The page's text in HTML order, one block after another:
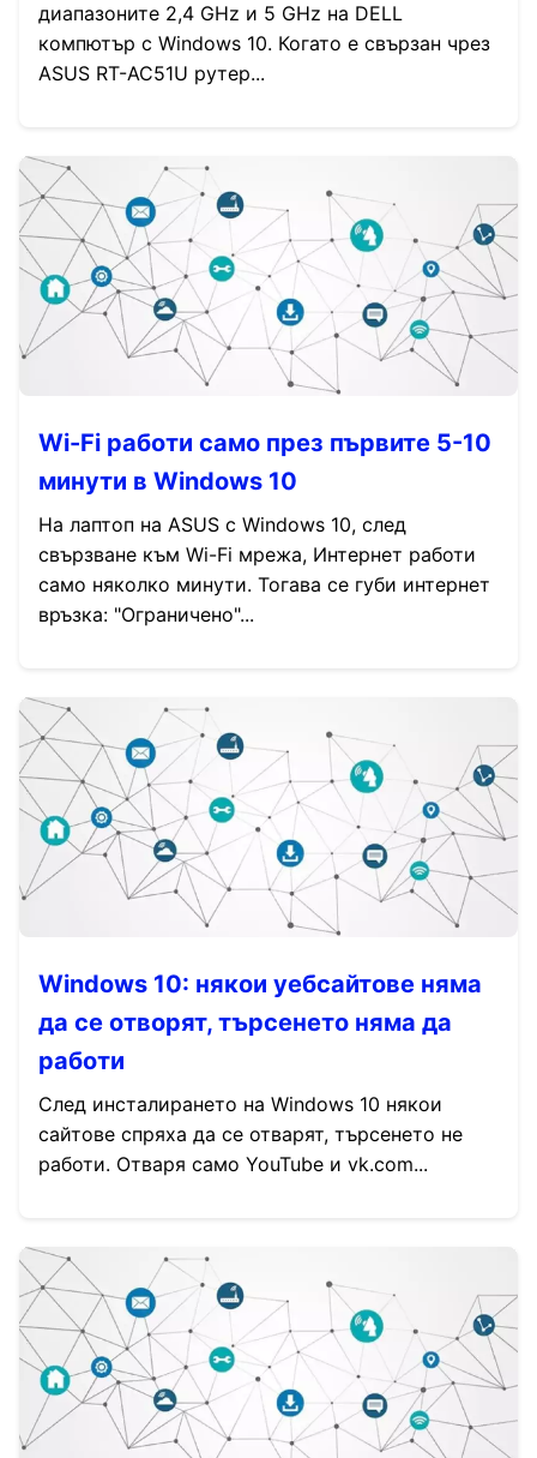
диапазоните 2,4 GHz и 5 GHz на DELL
компютър с Windows 10. Когато е свързан чрез
ASUS RT-AC51U рутер...
Wi-Fi работи само през първите 5-10
минути в Windows 10
На лаптоп на ASUS с Windows 10, след
свързване към Wi-Fi мрежа, Интернет работи
само няколко минути. Тогава се губи интернет
връзка: "Ограничено"...
Windows 10: някои уебсайтове няма
да се отворят, търсенето няма да
работи
След инсталирането на Windows 10 някои
сайтове спряха да се отварят, търсенето не
работи. Отваря само YouTube и vk.com...